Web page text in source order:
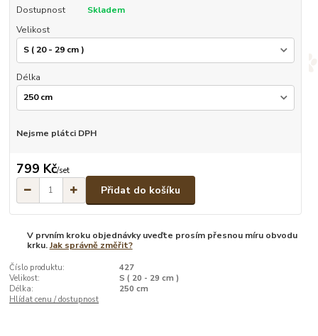
Dostupnost
Skladem
Velikost
Délka
Nejsme plátci DPH
799 Kč/set
Přidat do košíku
V prvním kroku objednávky uveďte prosím přesnou míru obvodu
krku.Jak správně změřit?
Číslo produktu:
427
Velikost:
S ( 20 - 29 cm )
Délka:
250 cm
Hlídat cenu / dostupnost